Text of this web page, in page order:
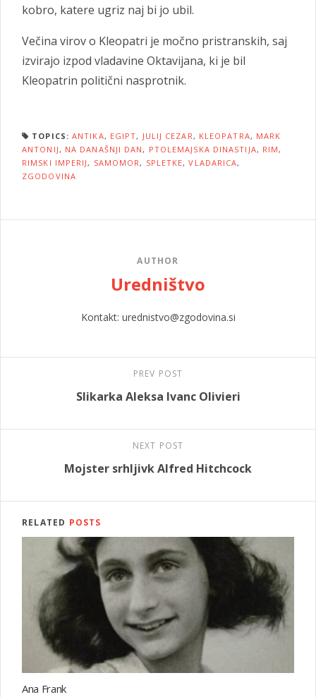
kobro, katere ugriz naj bi jo ubil.
Večina virov o Kleopatri je močno pristranskih, saj
izvirajo izpod vladavine Oktavijana, ki je bil
Kleopatrin politični nasprotnik.
TOPICS: ANTIKA, EGIPT, JULIJ CEZAR , KLEOPATRA, MARK
ANTONIJ , NA DANAŠNJI DAN , PTOLEMAJSKA DINASTIJA, RIM ,
RIMSKI IMPERIJ , SAMOMOR , SPLETKE,VLADARICA,
ZGODOVINA
AUTHOR
Uredništvo
Kontakt: urednistvo@zgodovina.si
PREV POST
Slikarka Aleksa Ivanc Olivieri
NEXT POST
Mojster srhljivk Alfred Hitchcock
RELATED POSTS
Ana Frank